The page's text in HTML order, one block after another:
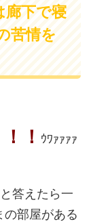
廊下で寝
苦情を
！ ｳﾜｧｧｧｧ
答えたら一
部屋がある